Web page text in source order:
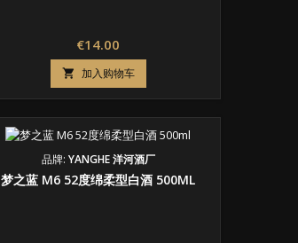
价
格
€14.00
 加入购物车
品牌: YANGHE 洋河酒厂
梦之蓝 M6 52度绵柔型白酒 500ML